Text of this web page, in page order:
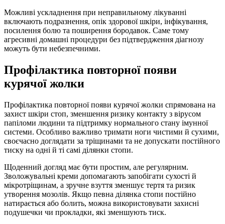
Можливі ускладнення при неправильному лікуванні
включають подразнення, опік здорової шкіри, інфікування,
посилення болю та поширення бородавок. Саме тому
агресивні домашні процедури без підтвердження діагнозу
можуть бути небезпечними.
Профілактика повторної появи
курячої жолки
Профілактика повторної появи курячої жолки спрямована на
захист шкіри стоп, зменшення ризику контакту з вірусом
папіломи людини та підтримку нормального стану імунної
системи. Особливо важливо тримати ноги чистими й сухими,
своєчасно доглядати за тріщинами та не допускати постійного
тиску на одні й ті самі ділянки стопи.
Щоденний догляд має бути простим, але регулярним.
Зволожувальні креми допомагають запобігати сухості й
мікротріщинам, а зручне взуття зменшує тертя та ризик
утворення мозолів. Якщо певна ділянка стопи постійно
натирається або болить, можна використовувати захисні
подушечки чи прокладки, які зменшують тиск.